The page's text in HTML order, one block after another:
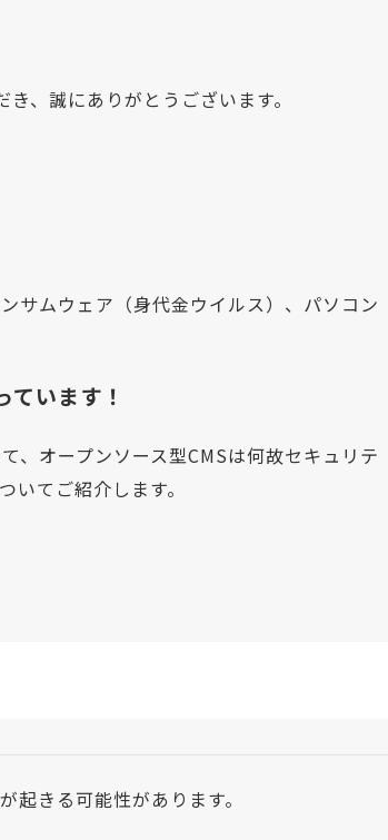
、誠にありがとうございます。
サムウェア（身代金ウイルス）、パソコン
います！
、オープンソース型CMSは何故セキュリテ
てご紹介します。
起きる可能性があります。